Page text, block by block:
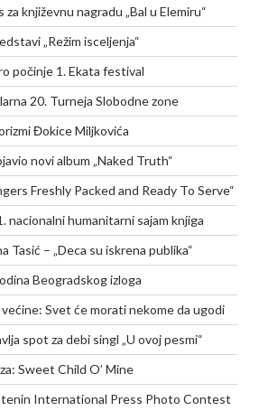
književnu nagradu „Bal u Elemiru“
„Režim isceljenja“
počinje 1. Ekata festival
20. Turneja Slobodne zone
Đokice Miljkovića
novi album „Naked Truth“
Freshly Packed and Ready To Serve“
nacionalni humanitarni sajam knjiga
Tasić – „Deca su iskrena publika“
Beogradskog izloga
Svet će morati nekome da ugodi
spot za debi singl „U ovoj pesmi“
Sweet Child O’ Mine
International Press Photo Contest